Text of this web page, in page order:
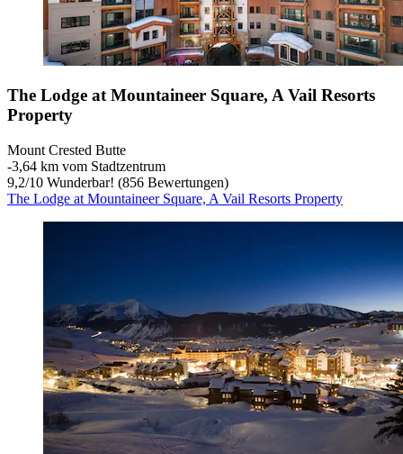
The Lodge at Mountaineer Square, A Vail Resorts
Property
Mount Crested Butte
‐3,64 km vom Stadtzentrum
9,2/10 Wunderbar! (856 Bewertungen)
The Lodge at Mountaineer Square, A Vail Resorts Property